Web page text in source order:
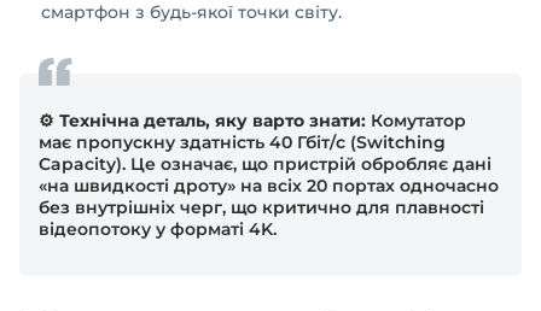
смартфон з будь-якої точки світу.
⚙️ Технічна деталь, яку варто знати: Комутатор
має пропускну здатність 40 Гбіт/с (Switching
Capacity). Це означає, що пристрій обробляє дані
«на швидкості дроту» на всіх 20 портах одночасно
без внутрішніх черг, що критично для плавності
відеопотоку у форматі 4K.